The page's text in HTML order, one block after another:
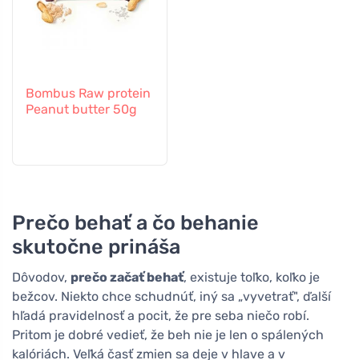
Bombus Raw protein
Peanut butter 50g
Prečo behať a čo behanie
skutočne prináša
Dôvodov, prečo začať behať, existuje toľko, koľko je
bežcov. Niekto chce schudnúť, iný sa „vyvetrať", ďalší
hľadá pravidelnosť a pocit, že pre seba niečo robí.
Pritom je dobré vedieť, že beh nie je len o spálených
kalóriách. Veľká časť zmien sa deje v hlave a v